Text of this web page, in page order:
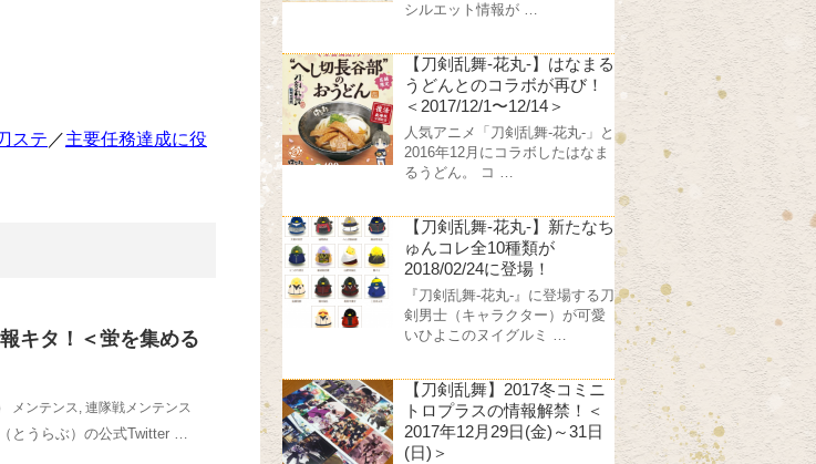
ステ ／主要任務達成に役
キタ！＜蛍を集める
メンテンス, 連隊戦メンテンス
とうらぶ）の公式Twitter …
シルエット情報が …
【刀剣乱舞-花丸-】はなまる
うどんとのコラボが再び！
＜2017/12/1〜12/14＞
人気アニメ「刀剣乱舞-花丸-」と
2016年12月にコラボしたはなま
るうどん。 コ …
【刀剣乱舞-花丸-】新たなち
ゅんコレ全10種類が
2018/02/24に登場！
『刀剣乱舞-花丸-』に登場する刀
剣男士（キャラクター）が可愛
いひよこのヌイグルミ …
【刀剣乱舞】2017冬コミニ
トロプラスの情報解禁！＜
2017年12月29日(金)～31日
(日)＞